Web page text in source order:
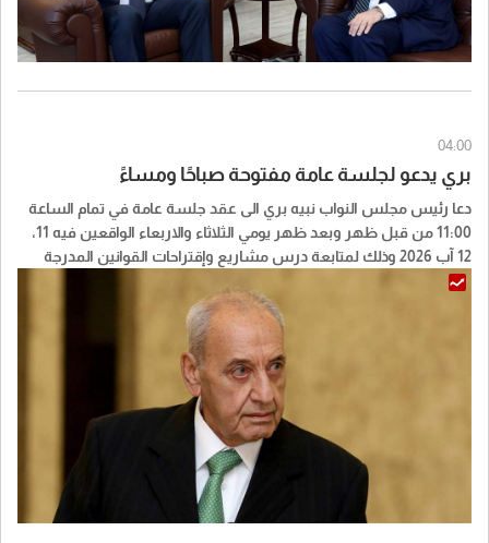
04:00
بري يدعو لجلسة عامة مفتوحة صباحًا ومساءً
دعا رئيس مجلس النواب نبيه بري الى عقد جلسة عامة في تمام الساعة
11:00 من قبل ظهر وبعد ظهر يومي الثلاثاء والاربعاء الواقعين فيه 11،
12 آب 2026 وذلك لمتابعة درس مشاريع وإقتراحات القوانين المدرجة
على جدول الاعمال.